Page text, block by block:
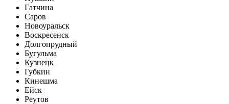
Гатчина
Саров
Новоуральск
Воскресенск
Долгопрудный
Бугульма
Кузнецк
Губкин
Кинешма
Ейск
Реутов